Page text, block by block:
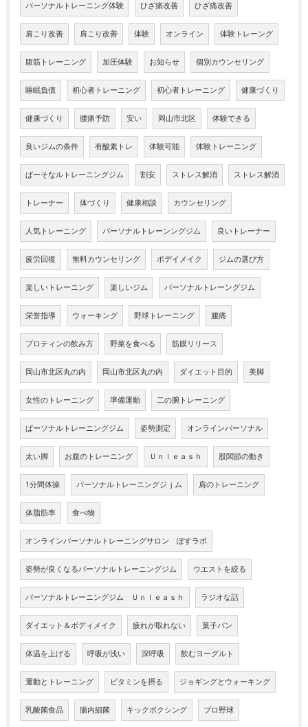
パーソナルトレーニング体験 ひざ痛改善 ひざ痛改善
肩こり改善 肩こり改善 体験 オンライン 体験トレーング
腹筋トレーニング 加圧体験 お知らせ 個別カウンセリング
睡眠負債 初心者トレーニング 初心者トレーニング 健康づくり
健康づくり 腰痛予防 安い 岡山市北区 体験できる
良いジムの条件 有酸素トレ 体験可能 体験トレーニング
ぱーそなルトレーニングジム 割安 ストレス解消 ストレス解消
トレーナー 体づくり 健康相談 カウンセリング
人気トレーニング パーソナルトレーンングジム 良いトレーナー
疲労回復 無料カウンセリング ボデイメイク ジムの選び方
楽しいトレーニング 楽しいジム パーソナルトレーングジム
栄誉指導 ウォーキング 野球トレーニング 腰痛
プロティンの飲み方 野菜を食べる 筋膜リリース
岡山市北区丸の内 岡山市北区丸の内 ダイエット目的 美脚
女性のトレーニング 準備運動 二の腕トレーニング
ぱーソナルトレーニングジム 姿勢測定 オンラインパーソナル
太い脚 お腹のトレーニング Ｕｎｌｅａｓｈ 股関節の動き
1分間体操 パーソナルトレーニングジｊム 肩のトレーニング
体脂肪率 食べ物
オンラインパーソナルトレーニングサロン ぽすラボ
姿勢が良くなるパーソナルトレーニングジム ウエストを絞る
パーソナルトレーニングジム Ｕｎｌｅａｓｈ ラジオな話
ダイエット＆ボディメイク 疲れが取れない 菓子パン
体温を上げる 呼吸が浅い 深呼吸 飲むヨーグルト
運動とトレーニング ビタミンを摂る ジョギングとウォーキング
乳酸菌食品 腸内細菌 キックボクシング プロ野球